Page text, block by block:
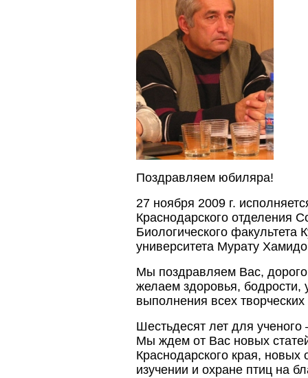
Поздравляем юбиляра!
27 ноября 2009 г.
Краснодарского отделения
Биологического факультета
университета Мурату
Мы поздравляем Вас,
желаем здоровья, бодрости,
выполнения всех
Шестьдесят лет для ученого
Мы ждем от Вас новых
Краснодарского края, новых
изучении и охране птиц на